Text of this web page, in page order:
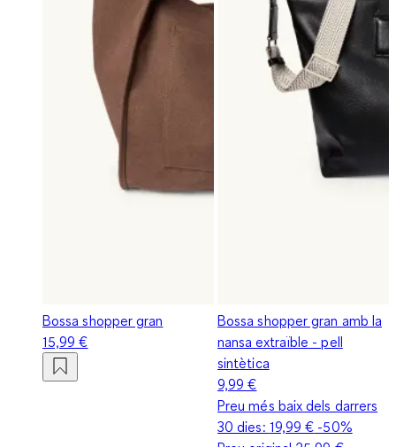
Bossa shopper gran
15,99 €
Bossa shopper gran amb la
nansa extraïble - pell
sintètica
9,99 €
Preu més baix dels darrers
30 dies: 19,99 € -50%